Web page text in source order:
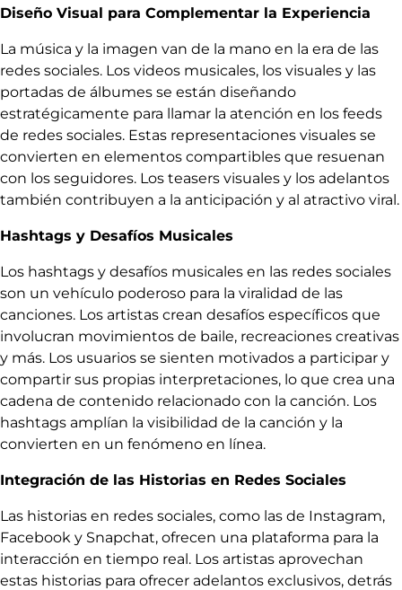
Diseño Visual para Complementar la Experiencia
La música y la imagen van de la mano en la era de las
redes sociales. Los videos musicales, los visuales y las
portadas de álbumes se están diseñando
estratégicamente para llamar la atención en los feeds
de redes sociales. Estas representaciones visuales se
convierten en elementos compartibles que resuenan
con los seguidores. Los teasers visuales y los adelantos
también contribuyen a la anticipación y al atractivo viral.
Hashtags y Desafíos Musicales
Los hashtags y desafíos musicales en las redes sociales
son un vehículo poderoso para la viralidad de las
canciones. Los artistas crean desafíos específicos que
involucran movimientos de baile, recreaciones creativas
y más. Los usuarios se sienten motivados a participar y
compartir sus propias interpretaciones, lo que crea una
cadena de contenido relacionado con la canción. Los
hashtags amplían la visibilidad de la canción y la
convierten en un fenómeno en línea.
Integración de las Historias en Redes Sociales
Las historias en redes sociales, como las de Instagram,
Facebook y Snapchat, ofrecen una plataforma para la
interacción en tiempo real. Los artistas aprovechan
estas historias para ofrecer adelantos exclusivos, detrás